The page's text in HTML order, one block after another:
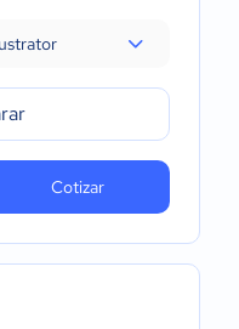
Cotizar